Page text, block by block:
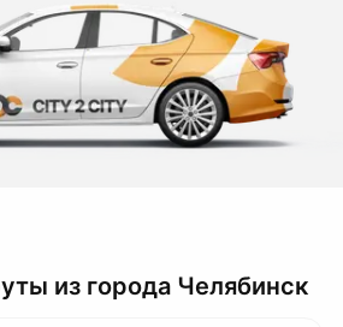
из города Челябинск